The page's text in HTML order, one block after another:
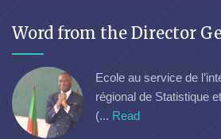
Word from the Director
Ecole au service de
régional de Statistique
(... Read